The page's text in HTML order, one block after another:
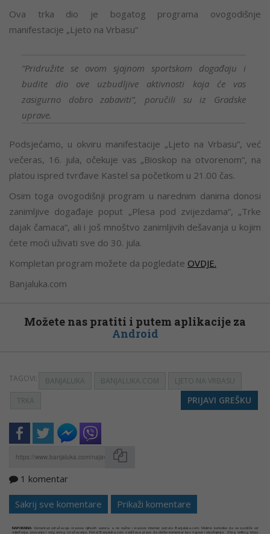
Ova trka dio je bogatog programa ovogodišnje
manifestacije „Ljeto na Vrbasu“
“Pridružite se ovom sjajnom sportskom događaju i
budite dio ove uzbudljive aktivnosti koja će vas
zasigurno dobro zabaviti”, poručili su iz Gradske
uprave.
Podsjećamo, u okviru manifestacije „Ljeto na Vrbasu“, već
večeras, 16. jula, očekuje vas „Bioskop na otvorenom“, na
platou ispred tvrđave Kastel sa početkom u 21.00 čas.
Osim toga ovogodišnji program u narednim danima donosi
zanimljive događaje poput „Plesa pod zvijezdama“, „Trke
dajak čamaca“, ali i još mnoštvo zanimljivih dešavanja u kojim
ćete moći uživati sve do 30. jula.
Kompletan program možete da pogledate OVDJE.
Banjaluka.com
Možete nas pratiti i putem aplikacije za
Android
TAGOVI: BANJALUKA BANJALUKA.COM
LJETO NA VRBASU
TRKA
PRIJAVI GREŠKU
1 komentar
Sakrij sve komentare Prikaži komentare
NAPOMENA: Komentari odražavaju stavove njihovih autora, a ne nužno i stavove internet portala Banjaluka.com. Molimo korisnike da se suzdrže od
vrijeđanja, psovanja i vulgarnog izražavanja. Portal Banjaluka.com zadržava pravo da obriše komentar bez najave i objašnjenja. Zbog velikog broja